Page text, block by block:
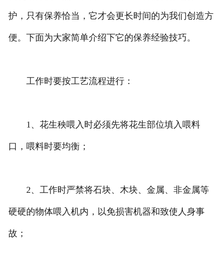
护，只有保养恰当，它才会更长时间的为我们创造方
便。下面为大家简单介绍下它的保养经验技巧。
工作时要按工艺流程进行：
1、花生秧喂入时必须先将花生部位填入喂料
口，喂料时要均衡；
2、工作时严禁将石块、木块、金属、非金属等
硬硬的物体喂入机内，以免损害机器和致使人身事
故；